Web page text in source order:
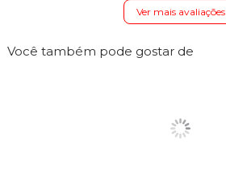
Ver mais avaliações
Você também pode gostar de